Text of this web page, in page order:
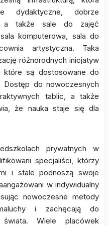
dydaktyczne, dobrze
a także sale do zajęć
komputerowa, sala do
artystyczna. Taka
różnorodnych inicjatyw
które są dostosowane do
do nowoczesnych
tablic, a także
że nauka staje się dla
prywatnych w
specjaliści, którzy
i stale podnoszą swoje
w indywidualny
nowoczesne metody
i zachęcają do
świata. Wiele placówek